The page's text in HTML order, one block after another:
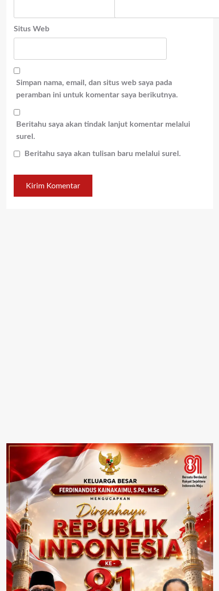
Situs Web
Simpan nama, email, dan situs web saya pada
peramban ini untuk komentar saya berikutnya.
Beritahu saya akan tindak lanjut komentar melalui
surel.
Beritahu saya akan tulisan baru melalui surel.